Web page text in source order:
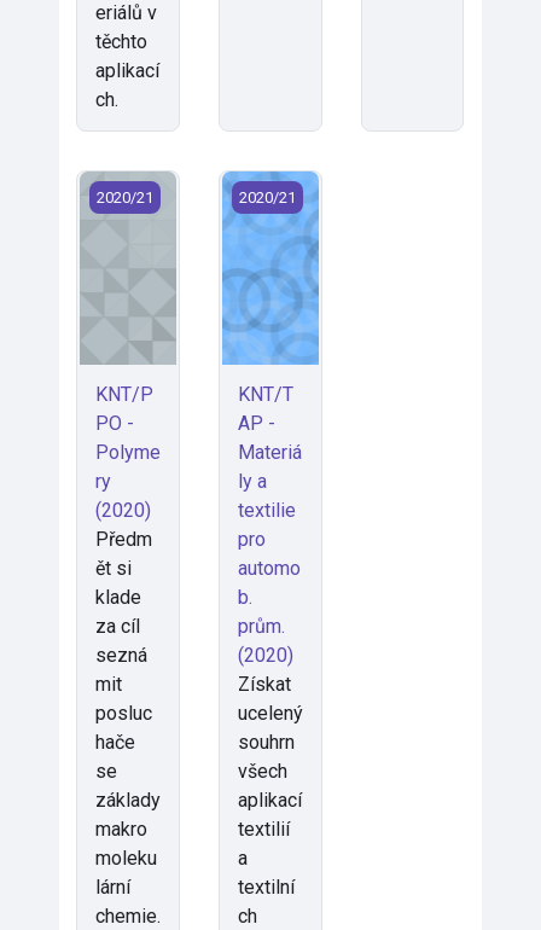
eriálů v
těchto
aplikací
ch.
KNT/PPO - Polymery (2020)
2020/21
KNT/P
PO -
Polyme
ry
(2020)
Předm
ět si
klade
za cíl
sezná
mit
posluc
hače
se
základy
makro
moleku
lární
chemie.
KNT/TAP - Materiály a textilie pro
2020/21
KNT/T
AP -
Materiá
ly a
textilie
pro
automo
b.
prům.
(2020)
Získat
ucelený
souhrn
všech
aplikací
textilií
a
textilní
ch